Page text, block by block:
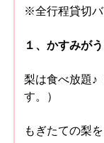
※全行程貸切
１、かすみが
梨は食べ放題♪
す。）
もぎたての梨